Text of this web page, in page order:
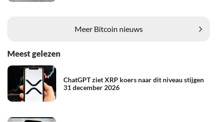
Meer Bitcoin nieuws
Meest gelezen
ChatGPT ziet XRP koers naar dit niveau stijgen
31 december 2026